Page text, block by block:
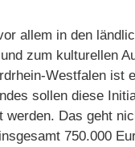
allem in den
zum kulturellen
Westfalen ist
sollen diese
werden. Das geht
750.000